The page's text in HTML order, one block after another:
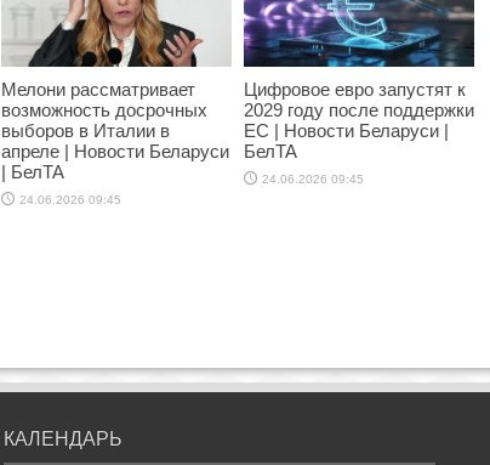
Мелони рассматривает
возможность досрочных
выборов в Италии в
апреле | Новости Беларуси
| БелТА
24.06.2026 09:45
Цифровое евро запустят к
2029 году после поддержки
ЕС | Новости Беларуси |
БелТА
24.06.2026 09:45
КАЛЕНДАРЬ